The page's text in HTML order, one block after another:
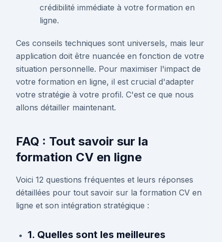
crédibilité immédiate à votre formation en
ligne.
Ces conseils techniques sont universels, mais leur
application doit être nuancée en fonction de votre
situation personnelle. Pour maximiser l'impact de
votre formation en ligne, il est crucial d'adapter
votre stratégie à votre profil. C'est ce que nous
allons détailler maintenant.
FAQ : Tout savoir sur la
formation CV en ligne
Voici 12 questions fréquentes et leurs réponses
détaillées pour tout savoir sur la formation CV en
ligne et son intégration stratégique :
1. Quelles sont les meilleures